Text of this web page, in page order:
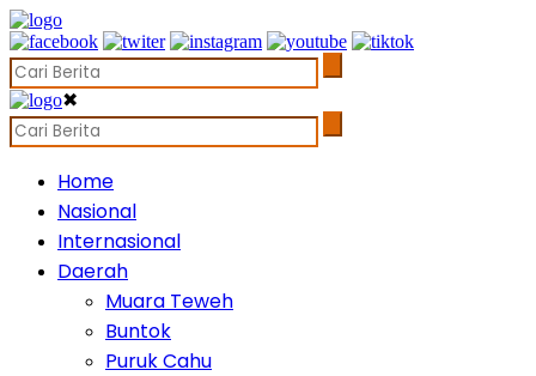
✖
Home
Nasional
Internasional
Daerah
Muara Teweh
Buntok
Puruk Cahu